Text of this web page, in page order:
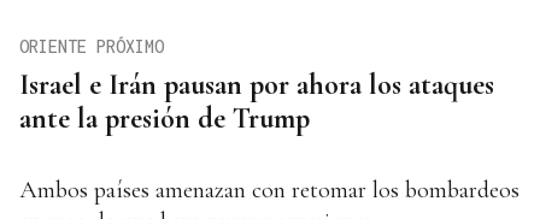
Israel e Irán pausan por ahora los ataques
ante la presión de Trump
ORIENTE PRÓXIMO
Ambos países amenazan con retomar los bombardeos